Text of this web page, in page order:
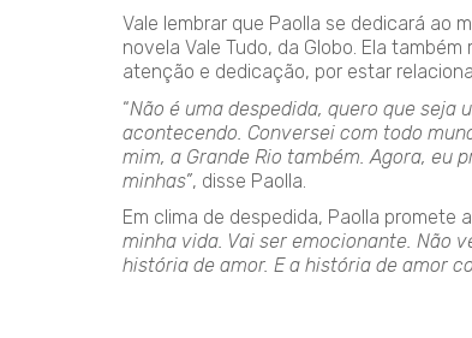
Vale lembrar que Paolla se dedicará ao
novela Vale Tudo, da Globo. Ela
atenção e dedicação, por estar
“Não é uma despedida, quero que seja
acontecendo. Conversei com todo
mim, a Grande Rio também. Agora, eu
minhas”, disse Paolla.
Em clima de despedida, Paolla promete
minha vida. Vai ser emocionante. Não
história de amor. E a história de amor